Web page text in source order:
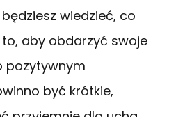
wiedzieć, co
aby obdarzyć swoje
pozytywnym
być krótkie,